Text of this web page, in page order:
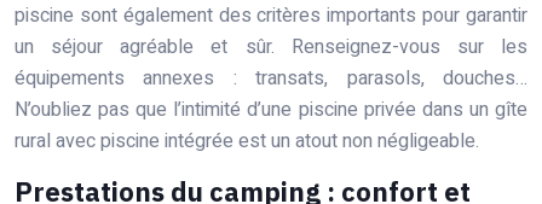
piscine sont également des critères importants pour garantir
un séjour agréable et sûr. Renseignez-vous sur les
équipements annexes : transats, parasols, douches…
N’oubliez pas que l’intimité d’une piscine privée dans un gîte
rural avec piscine intégrée est un atout non négligeable.
Prestations du camping : confort et